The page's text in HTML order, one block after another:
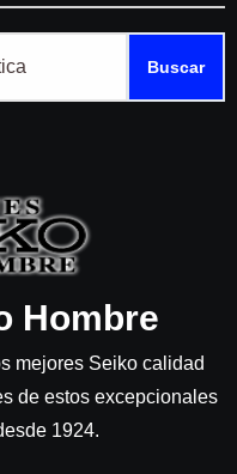
Buscar
Hombre
mejores Seiko calidad
de estos excepcionales
1924.